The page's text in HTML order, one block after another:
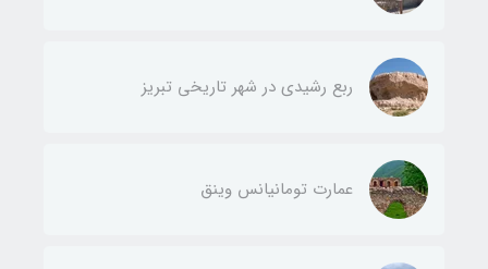
ربع رشیدی در شهر تاریخی تبریز
عمارت تومانیانس وینق